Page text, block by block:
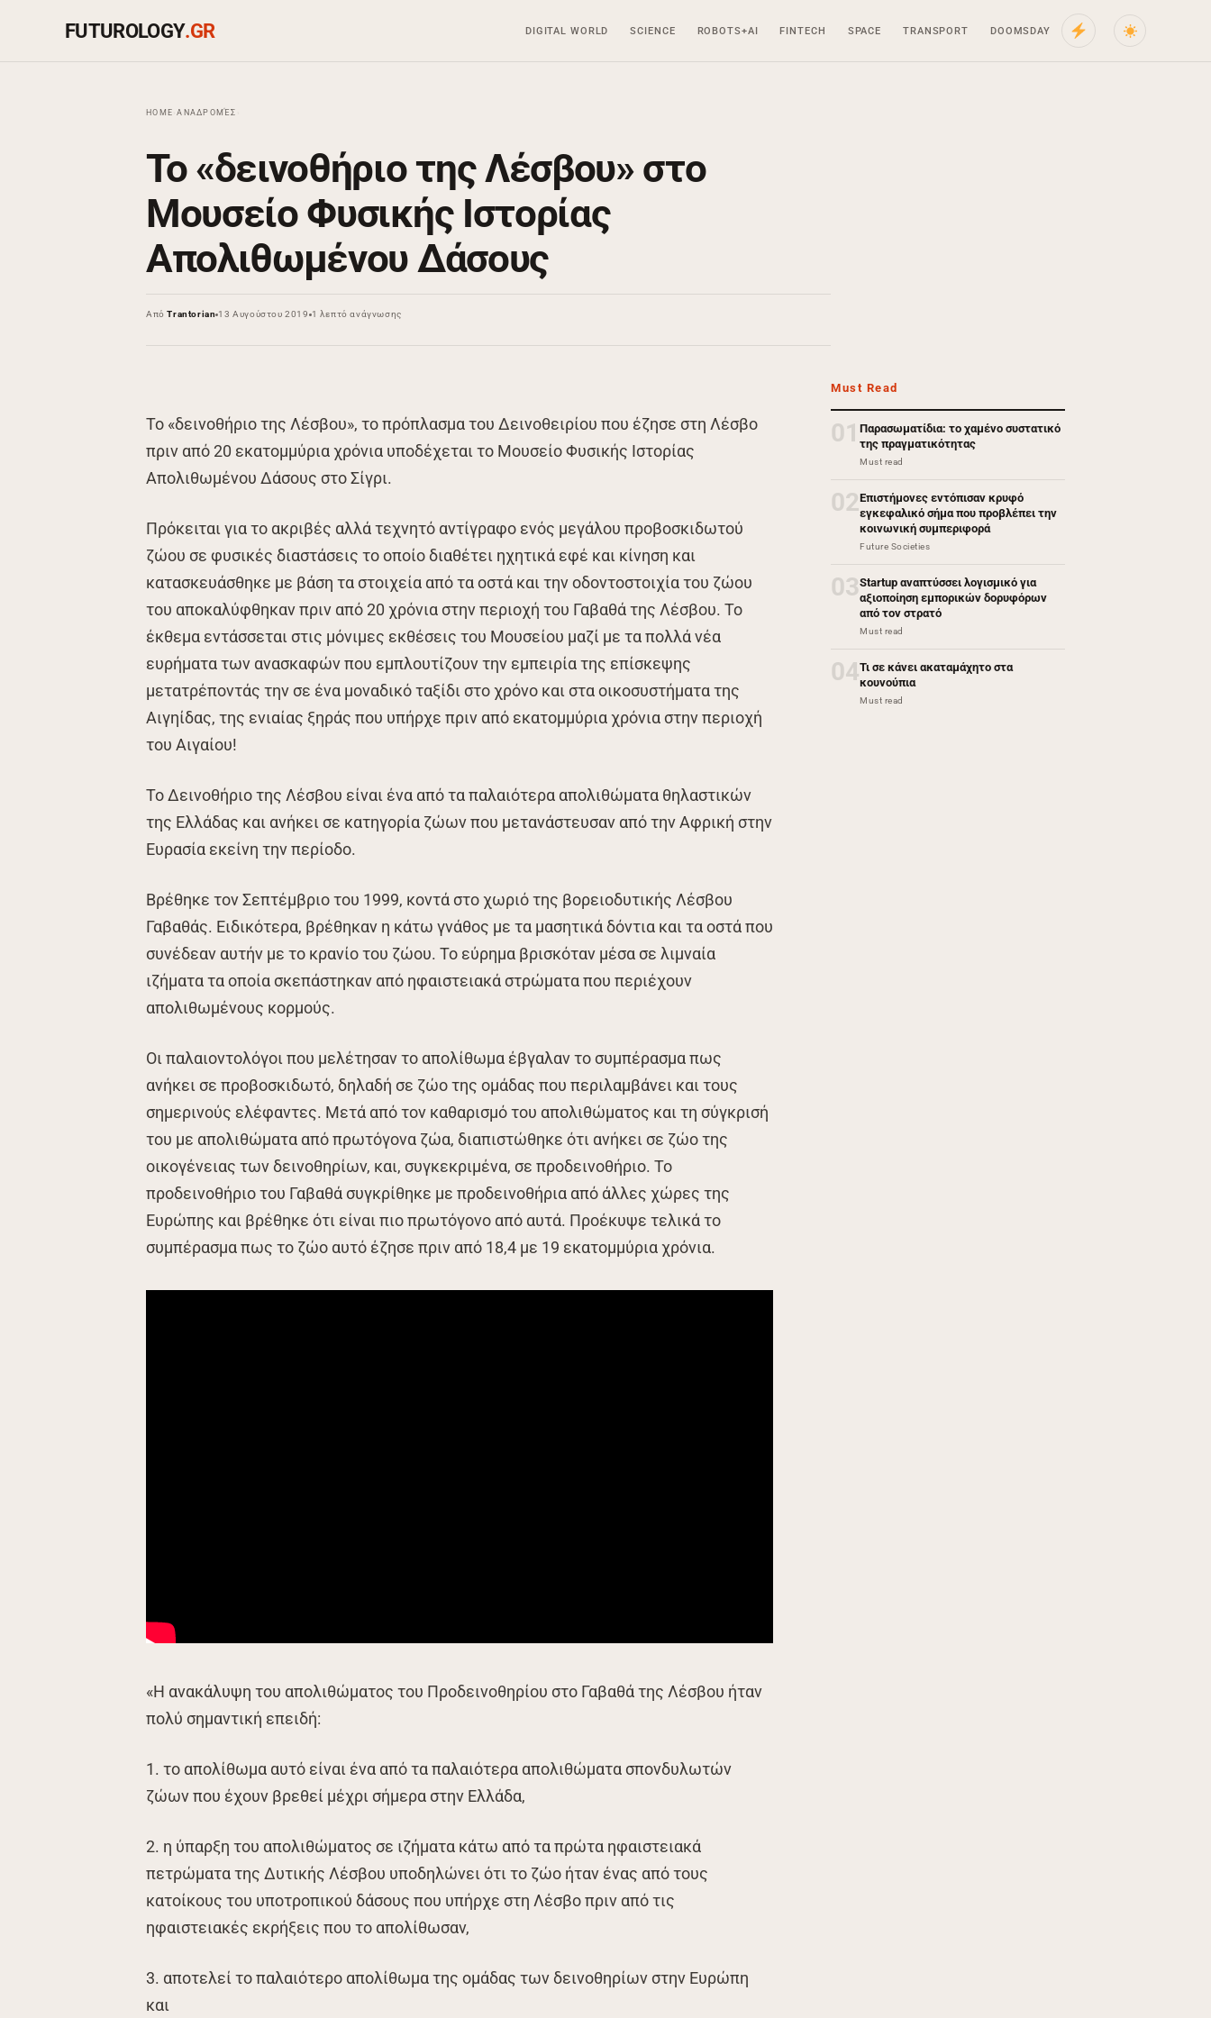
FUTUROLOGY.GR DIGITAL WORLD SCIENCE ROBOTS+AI FINTECH SPACE TRANSPORT DOOMSDAY
HOME ›ΑΝΑΔΡΟΜΈΣ
Το «δεινοθήριο της Λέσβου» στο
Μουσείο Φυσικής Ιστορίας
Απολιθωμένου Δάσους
ΑπόTrantorian 13 Αυγούστου 2019 1 λεπτό ανάγνωσης
Το «δεινοθήριο της Λέσβου», το πρόπλασμα του Δεινοθειρίου που έζησε στη Λέσβο
πριν από 20 εκατομμύρια χρόνια υποδέχεται το Μουσείο Φυσικής Ιστορίας
Απολιθωμένου Δάσους στο Σίγρι.
Πρόκειται για το ακριβές αλλά τεχνητό αντίγραφο ενός μεγάλου προβοσκιδωτού
ζώου σε φυσικές διαστάσεις το οποίο διαθέτει ηχητικά εφέ και κίνηση και
κατασκευάσθηκε με βάση τα στοιχεία από τα οστά και την οδοντοστοιχία του ζώου
του αποκαλύφθηκαν πριν από 20 χρόνια στην περιοχή του Γαβαθά της Λέσβου. Το
έκθεμα εντάσσεται στις μόνιμες εκθέσεις του Μουσείου μαζί με τα πολλά νέα
ευρήματα των ανασκαφών που εμπλουτίζουν την εμπειρία της επίσκεψης
μετατρέποντάς την σε ένα μοναδικό ταξίδι στο χρόνο και στα οικοσυστήματα της
Αιγηίδας, της ενιαίας ξηράς που υπήρχε πριν από εκατομμύρια χρόνια στην περιοχή
του Αιγαίου!
Το Δεινοθήριο της Λέσβου είναι ένα από τα παλαιότερα απολιθώματα θηλαστικών
της Ελλάδας και ανήκει σε κατηγορία ζώων που μετανάστευσαν από την Αφρική στην
Ευρασία εκείνη την περίοδο.
Βρέθηκε τον Σεπτέμβριο του 1999, κοντά στο χωριό της βορειοδυτικής Λέσβου
Γαβαθάς. Ειδικότερα, βρέθηκαν η κάτω γνάθος με τα μασητικά δόντια και τα οστά που
συνέδεαν αυτήν με το κρανίο του ζώου. Το εύρημα βρισκόταν μέσα σε λιμναία
ιζήματα τα οποία σκεπάστηκαν από ηφαιστειακά στρώματα που περιέχουν
απολιθωμένους κορμούς.
Οι παλαιοντολόγοι που μελέτησαν το απολίθωμα έβγαλαν το συμπέρασμα πως
ανήκει σε προβοσκιδωτό, δηλαδή σε ζώο της ομάδας που περιλαμβάνει και τους
σημερινούς ελέφαντες. Μετά από τον καθαρισμό του απολιθώματος και τη σύγκρισή
του με απολιθώματα από πρωτόγονα ζώα, διαπιστώθηκε ότι ανήκει σε ζώο της
οικογένειας των δεινοθηρίων, και, συγκεκριμένα, σε προδεινοθήριο. Το
προδεινοθήριο του Γαβαθά συγκρίθηκε με προδεινοθήρια από άλλες χώρες της
Ευρώπης και βρέθηκε ότι είναι πιο πρωτόγονο από αυτά. Προέκυψε τελικά το
συμπέρασμα πως το ζώο αυτό έζησε πριν από 18,4 με 19 εκατομμύρια χρόνια.
«Η ανακάλυψη του απολιθώματος του Προδεινοθηρίου στο Γαβαθά της Λέσβου ήταν
πολύ σημαντική επειδή:
1. το απολίθωμα αυτό είναι ένα από τα παλαιότερα απολιθώματα σπονδυλωτών
ζώων που έχουν βρεθεί μέχρι σήμερα στην Ελλάδα,
2. η ύπαρξη του απολιθώματος σε ιζήματα κάτω από τα πρώτα ηφαιστειακά
πετρώματα της Δυτικής Λέσβου υποδηλώνει ότι το ζώο ήταν ένας από τους
κατοίκους του υποτροπικού δάσους που υπήρχε στη Λέσβο πριν από τις
ηφαιστειακές εκρήξεις που το απολίθωσαν,
3. αποτελεί το παλαιότερο απολίθωμα της ομάδας των δεινοθηρίων στην Ευρώπη
και
Must Read
01 Παρασωματίδια: το χαμένο συστατικό
της πραγματικότητας
Must read
02Επιστήμονες εντόπισαν κρυφό
εγκεφαλικό σήμα που προβλέπει την
κοινωνική συμπεριφορά
Future Societies
03Startup αναπτύσσει λογισμικό για
αξιοποίηση εμπορικών δορυφόρων
από τον στρατό
Must read
04Τι σε κάνει ακαταμάχητο στα
κουνούπια
Must read